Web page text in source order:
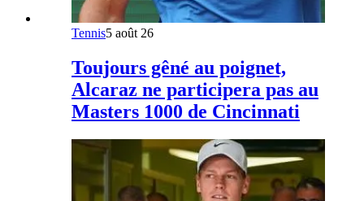
Tennis5 août 26
Toujours gêné au poignet,
Alcaraz ne participera pas au
Masters 1000 de Cincinnati